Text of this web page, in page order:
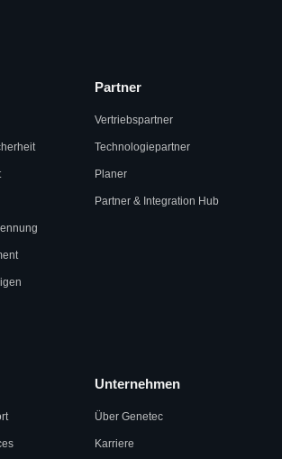
Partner
Vertriebspartner
Technologiepartner
Planer
Partner & Integration Hub
Unternehmen
Über Genetec
Karriere